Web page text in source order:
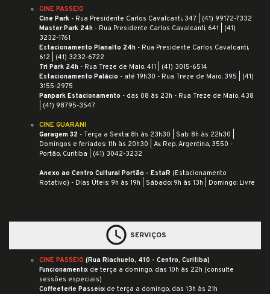
CINE PASSEIO
Cine Park - Rua Presidente Carlos Cavalcanti, 347 | (41) 99172-7332
Master Park 24h - Rua Presidente Carlos Cavalcanti, 641 | (41)
3232-1761
Estacionamento Planalto 24h - Rua Presidente Carlos Cavalcanti,
612 | (41) 3232-6722
Tri Park 24h - Rua Treze de Maio, 411 | (41) 3015-6514
Estacionamento Palácio - até 19h30 - Rua Treze de Maio, 395 | (41)
3155-2975
Panpark Estacionamento - das 08 às 23h - Rua Treze de Maio, 438
| (41) 98795-3547
CINE GUARANI
Garagem 32 - Terça a Sexta: 8h às 23h30 | Sab: 8h às 22h30 |
Domingos e feriados: 11h às 20h30 | Av. Rep. Argentina, 3550 -
Portão, Curitiba | (41) 3042-3232
Anexo ao Centro Cultural Portão - EstaR (Estacionamento
Rotativo) - Dias Úteis: 9h às 19h | Sábado: 9h às 13h | Domingo: Livre
schedule SERVIÇOS
CINE PASSEIO (Rua Riachuelo, 410 - Centro, Curitiba)
Funcionamento: de terça a domingo, das 10h às 22h (consulte
sessões especiais)
Coffeeterie Passeio: de terça a domingo, das 13h às 21h